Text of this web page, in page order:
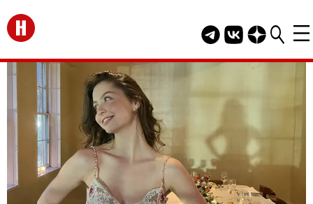
Перейти на главную
Telegram канал
Группа HELLO
Канал